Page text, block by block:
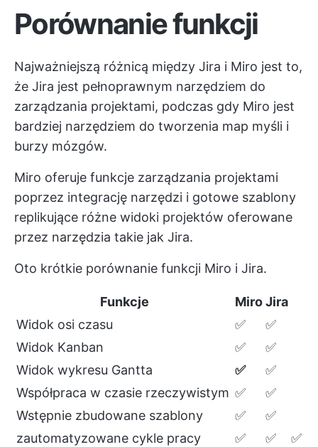
Porównanie funkcji
Najważniejszą różnicą między Jira i Miro jest to,
że Jira jest pełnoprawnym narzędziem do
zarządzania projektami, podczas gdy Miro jest
bardziej narzędziem do tworzenia map myśli i
burzy mózgów.
Miro oferuje funkcje zarządzania projektami
poprzez integrację narzędzi i gotowe szablony
replikujące różne widoki projektów oferowane
przez narzędzia takie jak Jira.
Oto krótkie porównanie funkcji Miro i Jira.
Funkcje MiroJira
Widok osi czasu
✅
✅
Widok Kanban
✅
✅
Widok wykresu Gantta
✅
✅
Współpraca w czasie rzeczywistym ✅
✅
Wstępnie zbudowane szablony
✅
✅
zautomatyzowane cykle pracy
✅ ✅
✅